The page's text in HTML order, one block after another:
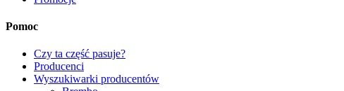
Pomoc
Czy ta część pasuje?
Producenci
Wyszukiwarki producentów